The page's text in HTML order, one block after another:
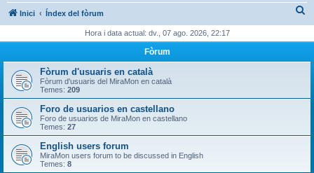
Inici Índex del fòrum
c
Hora i data actual: dv., 07 ago. 2026, 22:17
Fòrum
Fòrum d'usuaris en català
Fòrum d'usuaris del MiraMon en català
Temes: 209
Foro de usuarios en castellano
Foro de usuarios de MiraMon en castellano
Temes: 27
English users forum
MiraMon users forum to be discussed in English
Temes: 8